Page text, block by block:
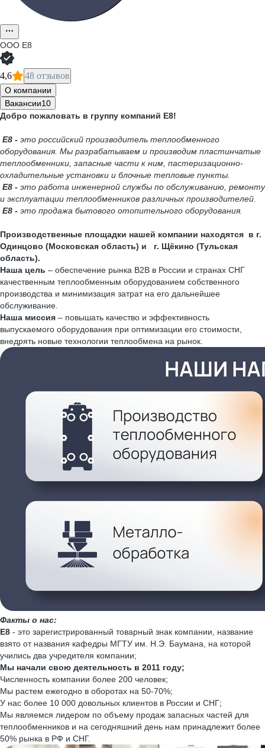
ООО Е8
4,6 48 отзывов
О компании
Вакансии10
Добро пожаловать в группу компаний Е8!
Е8 - это российский производитель теплообменного
оборудования. Мы разрабатываем и производим пластинчатые
теплообменники, запасные части к ним, пастеризационно-
охладительные установки и блочные тепловые пункты.
Е8 - это работа инженерной службы по обслуживанию, ремонту
и эксплуатации теплообменников различных производителей.
Е8 - это продажа бытового отопительного оборудования.
Производственные площадки нашей компании находятся в г.
Одинцово (Московская область) и г. Щёкино (Тульская
область).
Наша цель – обеспечение рынка B2B в России и странах СНГ
качественным теплообменным оборудованием собственного
производства и минимизация затрат на его дальнейшее
обслуживание.
Наша миссия – повышать качество и эффективность
выпускаемого оборудования при оптимизации его стоимости,
внедрять новые технологии теплообмена на рынок.
Факты о нас:
Е8 - это зарегистрированный товарный знак компании, название
взято от названия кафедры МГТУ им. Н.Э. Баумана, на которой
учились два учредителя компании;
Мы начали свою деятельность в 2011 году;
Численность компании более 200 человек;
Мы растем ежегодно в оборотах на 50-70%;
У нас более 10 000 довольных клиентов в России и СНГ;
Мы являемся лидером по объему продаж запасных частей для
теплообменников и на сегодняшний день нам принадлежит более
50% рынка в РФ и СНГ.